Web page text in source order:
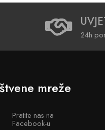
24h
mreže
Pratite nas na
Facebook-u